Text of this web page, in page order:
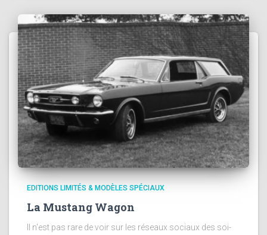
EDITIONS LIMITÉS & MODÈLES SPÉCIAUX
La Mustang Wagon
Il n'est pas rare de voir sur les réseaux sociaux des soi-